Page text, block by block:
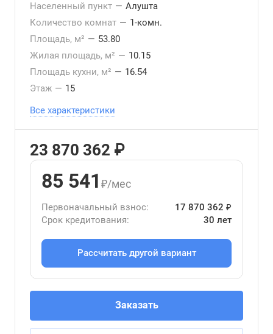
Населенный пункт — Алушта
Количество комнат — 1-комн.
Площадь, м² — 53.80
Жилая площадь, м² — 10.15
Площадь кухни, м² — 16.54
Этаж — 15
Все характеристики
23 870 362 ₽
85 541 ₽/мес
Первоначальный взнос:
17 870 362 ₽
Срок кредитования:
30 лет
Рассчитать другой вариант
Заказать